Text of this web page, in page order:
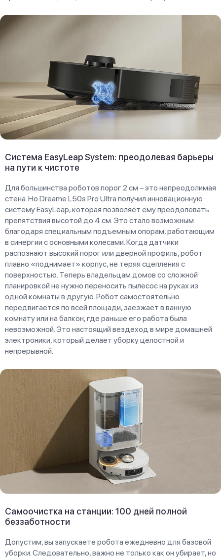
Система EasyLeap System: преодолевая барьеры
на пути к чистоте
Для большинства роботов порог 2 см – это непреодолимая
стена. Но Dreame L50s Pro Ultra получил инновационную
систему EasyLeap, которая позволяет ему преодолевать
препятствия высотой до 4 см. Это стало возможным
благодаря специальным подъемным опорам, работающим
в синергии с основными колесами. Когда датчики
распознают высокий порог или дверной профиль, робот
плавно «поднимает» корпус, не теряя сцепления с
поверхностью. Теперь владельцам домов со сложной
планировкой не нужно переносить пылесос на руках из
одной комнаты в другую. Робот самостоятельно
передвигается по всей площади, заезжает в ванную
комнату или на балкон, где раньше его работа была
невозможной. Это настоящий вездеход в мире домашней
электроники, который делает уборку целостной и
непрерывной.
Самоочистка на станции: 100 дней полной
беззаботности
Допустим, вы запускаете робота ежедневно для базовой
уборки. Следовательно, важно не только как он убирает, но